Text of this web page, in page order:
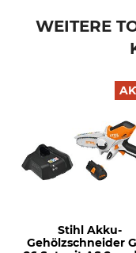
WEITERE
Stihl Akku-
Gehölzschneider